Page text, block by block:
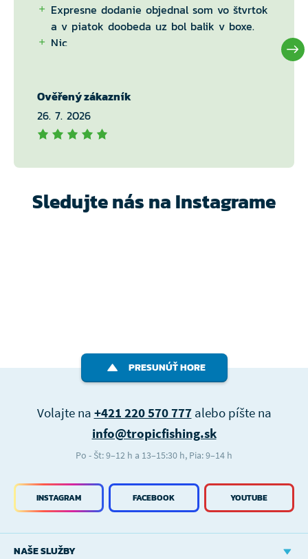
Expresne dodanie objednal som vo štvrtok
a v piatok doobeda uz bol balik v boxe.
Nic
Ověřený zákazník
26. 7. 2026
Sledujte nás na Instagrame
PRESUNÚŤ HORE
NAŠE SLUŽBY
INSTAGRAM FACEBOOK YOUTUBE
Volajte na +421 220 570 777alebo píšte na
info@tropicfishing.sk
Po - Št: 9–12 h a 13–15:30 h, Pia: 9–14 h